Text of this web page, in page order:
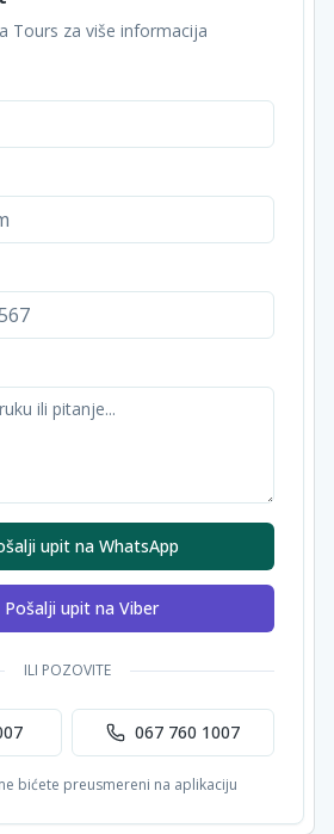
Tours za više informacija
upit na WhatsApp
Pošalji upit na Viber
ILI POZOVITE
067 760 1007
bićete preusmereni na aplikaciju